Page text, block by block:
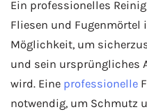
Ein professionelles
Fliesen und Fugenmörtel
Möglichkeit, um
und sein ursprüngliches
wird. Eine professionelle
notwendig, um Schmutz